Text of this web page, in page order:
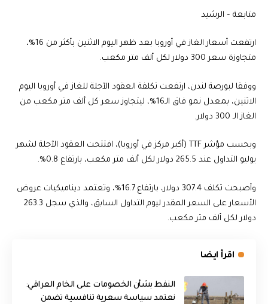
متابعة – الرشيد
ارتفعت أسعار الغاز في أوروبا بعد ظهر اليوم الاثنين بأكثر من 16%،
متجاوزة سعر 300 دولار لكل ألف متر مكعب.
ووفقا لبورصة لندن، ارتفعت تكلفة العقود الآجلة للغاز في أوروبا اليوم
الاثنين، بمعدل نمو فاق الـ16%، ليتجاوز سعر كل ألف متر مكعب من
الغاز الـ 300 دولار.
وبحسب مؤشر TTF (أكبر مركز في أوروبا)، افتتحت العقود الآجلة لشهر
يوليو التداول عند 265.5 دولار لكل ألف متر مكعب، بارتفاع 0.8%.
وأصبحت تكلف 307.4 دولار، بارتفاع 16.7%، وتعتمد ديناميكيات عروض
الأسعار على السعر المقدر ليوم التداول السابق، والذي سجل 263.3
دولار لكل ألف متر مكعب.
اقرأ ايضا
النفط بشأن الخصومات على الخام العراقي:
نعتمد سياسة سعرية تنافسية تضمن